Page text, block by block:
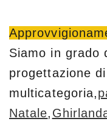
Siamo in grado
progettazione
multicategoria,
Natale,